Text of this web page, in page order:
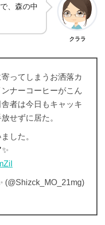
、森の中
クララ
ってしまうお洒落カ
ナーコーヒーがこん
者は今日もキャッキ
せずに居た。
した。
(@Shizck_MO_21mg)